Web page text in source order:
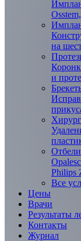
на
и
Philips
Все
Цены
Врачи
Результаты
Контакты
Журнал